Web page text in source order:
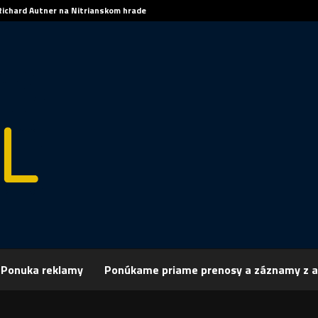
Autner na Nitrianskom hrade
Ponuka reklamy Ponúkame priame prenosy a záznamy z
Archív Šport ŠPORT, HOKEJ – Kutálek s hetrikom proti Trenčínu